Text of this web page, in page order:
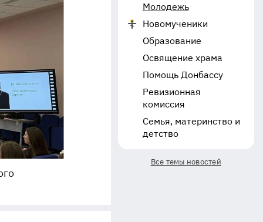
Молодежь
Новомученики
Образование
Освящение храма
Помощь Донбассу
Ревизионная
комиссия
Семья, материнство и
детство
Все темы новостей